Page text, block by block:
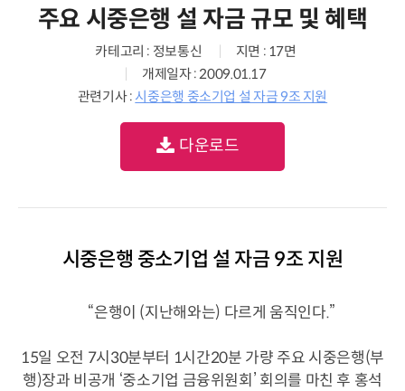
주요 시중은행 설 자금 규모 및 혜택
카테고리 : 정보통신
지면 : 17면
개제일자 : 2009.01.17
관련기사 : 시중은행 중소기업 설 자금 9조 지원
다운로드
시중은행 중소기업 설 자금 9조 지원
“은행이 (지난해와는) 다르게 움직인다.”
15일 오전 7시30분부터 1시간20분 가량 주요 시중은행(부
행)장과 비공개 ‘중소기업 금융위원회’ 회의를 마친 후 홍석